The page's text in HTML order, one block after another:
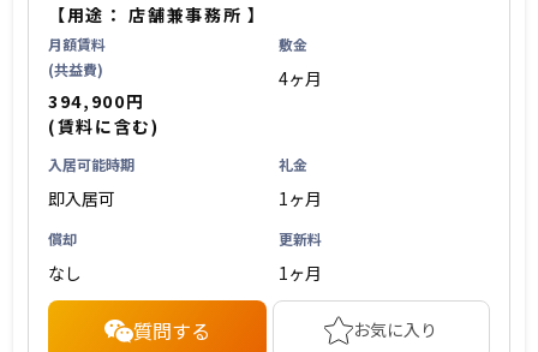
【用途：店舗兼事務所 】
月額賃料
(共益費)
394,900円
(賃料に含む)
敷金
4ヶ月
入居可能時期
即入居可
礼金
1ヶ月
償却
なし
更新料
1ヶ月
質問する お気に入り